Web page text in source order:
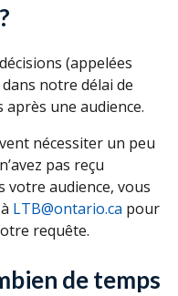
(appelées
notre délai de
une audience.
nécessiter un peu
pas reçu
votre audience, vous
LTB@ontario.ca pour
requête.
de temps